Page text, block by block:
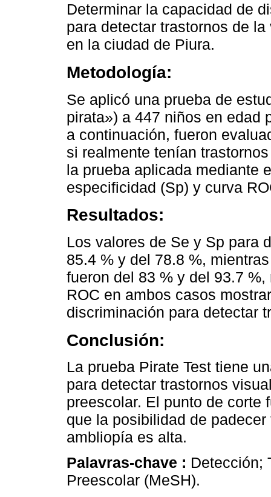
Determinar la capacidad de
para detectar trastornos de
en la ciudad de Piura.
Metodología:
Se aplicó una prueba de
pirata») a 447 niños en edad
a continuación, fueron
si realmente tenían
la prueba aplicada mediante
especificidad (Sp) y curva
Resultados:
Los valores de Se y Sp para
85.4 % y del 78.8 %,
fueron del 83 % y del 93.7
ROC en ambos casos
discriminación para detectar
Conclusión:
La prueba Pirate Test tiene
para detectar trastornos
preescolar. El punto de corte
que la posibilidad de
ambliopía es alta.
Palavras-chave : Detección;
Preescolar (MeSH).